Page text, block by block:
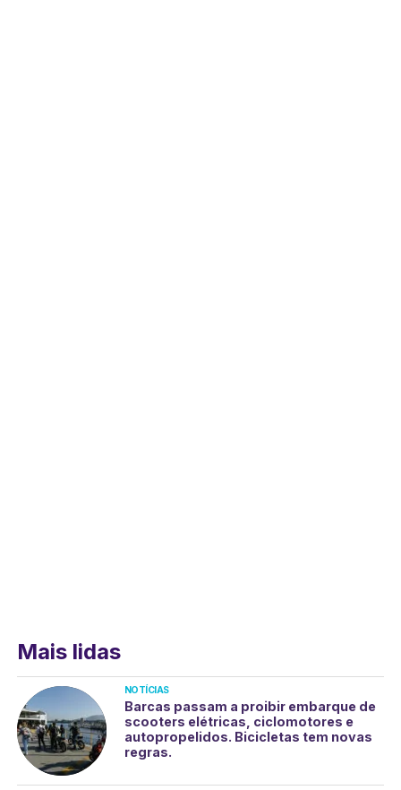
Mais lidas
NOTÍCIAS
Barcas passam a proibir embarque de
scooters elétricas, ciclomotores e
autopropelidos. Bicicletas tem novas
regras.